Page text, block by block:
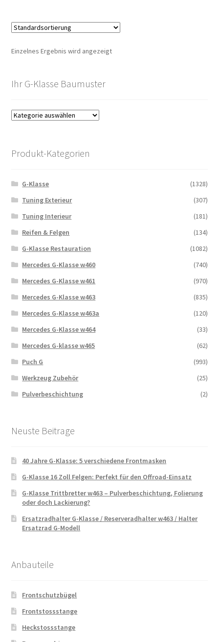
Einzelnes Ergebnis wird angezeigt
Ihr G-Klasse Baumuster
Produkt-Kategorien
G-Klasse
(1328)
Tuning Exterieur
(307)
Tuning Interieur
(181)
Reifen & Felgen
(134)
G-Klasse Restauration
(1082)
Mercedes G-Klasse w460
(740)
Mercedes G-Klasse w461
(970)
Mercedes G-Klasse w463
(835)
Mercedes G-Klasse w463a
(120)
Mercedes G-Klasse w464
(33)
Mercedes G-klasse w465
(62)
Puch G
(993)
Werkzeug Zubehör
(25)
Pulverbeschichtung
(2)
Neuste Beitrage
40 Jahre G-Klasse: 5 verschiedene Frontmasken
G-Klasse 16 Zoll Felgen: Perfekt für den Offroad-Einsatz
G-Klasse Trittbretter w463 – Pulverbeschichtung, Folierung
oder doch Lackierung?
Ersatzradhalter G-Klasse / Reserveradhalter w463 / Halter
Ersatzrad G-Modell
Anbauteile
Frontschutzbügel
Frontstossstange
Heckstossstange